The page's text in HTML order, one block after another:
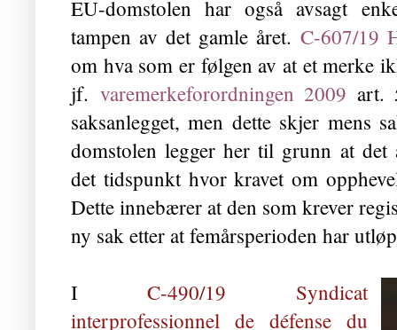
EU-domstolen har også avsagt
tampen av det gamle året.C-607/19
om hva som er følgen av at et merke
jf. varemerkeforordningen 2009 art.
saksanlegget, men dette skjer mens
domstolen legger her til grunn at det
det tidspunkt hvor kravet om
Dette innebærer at den som krever
ny sak etter at femårsperioden har
IC-490/19 Syndicat
interprofessionnel de défense du